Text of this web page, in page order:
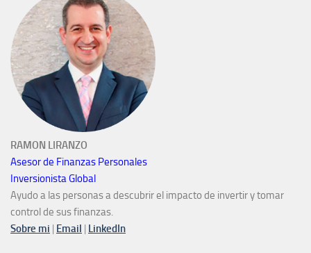
RAMON LIRANZO
Asesor de Finanzas Personales
Inversionista Global
Ayudo a las personas a descubrir el impacto de invertir y tomar
control de sus finanzas.
Sobre mi | Email | LinkedIn